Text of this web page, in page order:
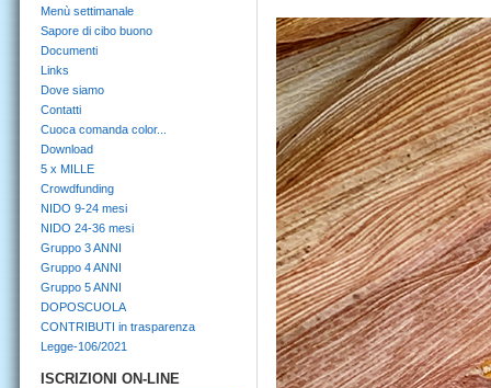
Menù settimanale
Sapore di cibo buono
Documenti
Links
Dove siamo
Contatti
Cuoca comanda color...
Download
5 x MILLE
Crowdfunding
NIDO 9-24 mesi
NIDO 24-36 mesi
Gruppo 3 ANNI
Gruppo 4 ANNI
Gruppo 5 ANNI
DOPOSCUOLA
CONTRIBUTI in trasparenza
Legge-106/2021
ISCRIZIONI ON-LINE